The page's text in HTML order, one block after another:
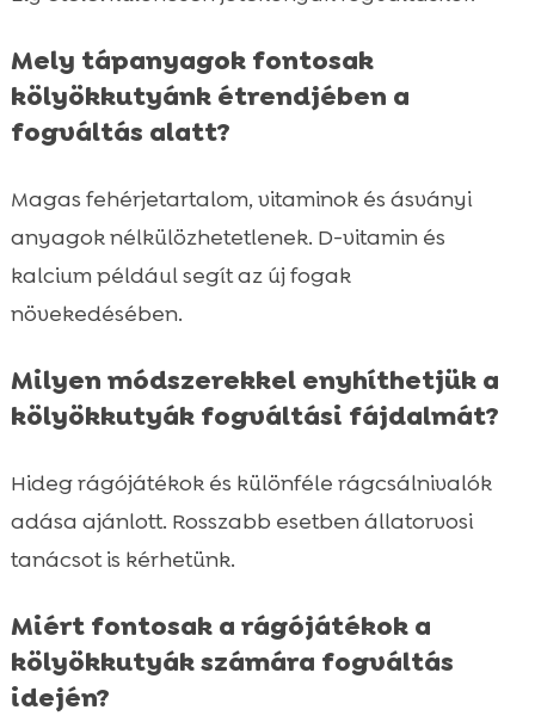
Mely tápanyagok fontosak
kölyökkutyánk étrendjében a
fogváltás alatt?
Magas fehérjetartalom, vitaminok és ásványi
anyagok nélkülözhetetlenek. D-vitamin és
kalcium például segít az új fogak
növekedésében.
Milyen módszerekkel enyhíthetjük a
kölyökkutyák fogváltási fájdalmát?
Hideg rágójátékok és különféle rágcsálnivalók
adása ajánlott. Rosszabb esetben állatorvosi
tanácsot is kérhetünk.
Miért fontosak a rágójátékok a
kölyökkutyák számára fogváltás
idején?